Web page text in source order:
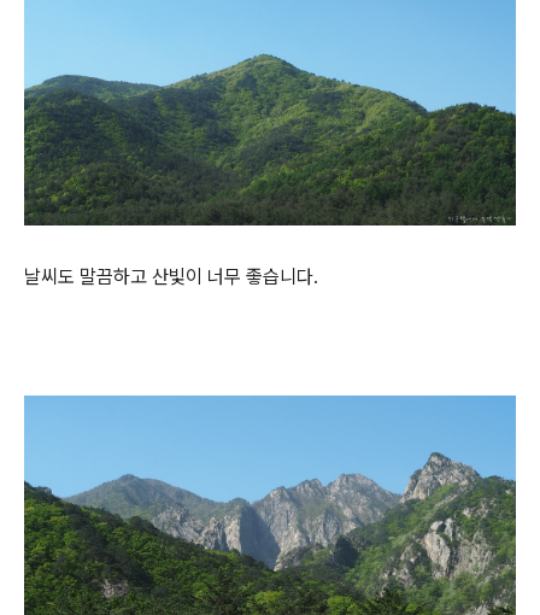
날씨도 말끔하고 산빛이 너무 좋습니다.